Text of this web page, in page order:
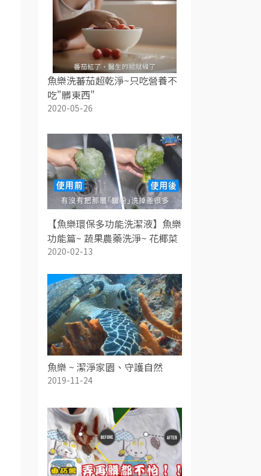
魚樂洗蕃茄超乾淨~只吃營養不
吃"髒東西"
2020-05-26
【魚樂環保多功能洗潔液】魚樂
功能篇~ 蔬果農藥洗淨~ 花椰菜
2020-02-13
魚樂 ~ 潔淨家園、守護自然
2019-11-24